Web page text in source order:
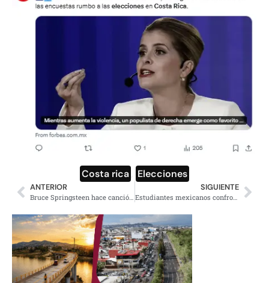
Costa rica Elecciones
ANTERIOR
Bruce Springsteen hace canción de protesta sobre Minneapolis
SIGUIENTE
Estudiantes mexicanos confrontan a Felipe Calderón en París